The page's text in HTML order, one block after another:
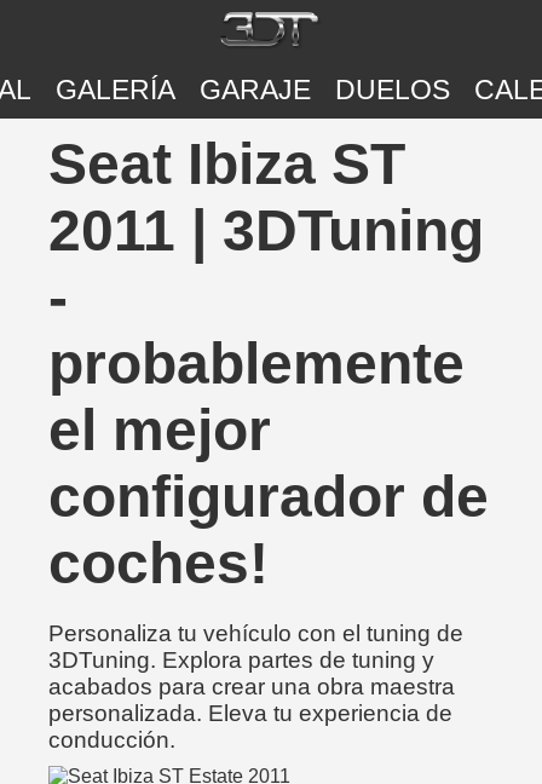
GALERÍA GARAJE DUELOS
Seat Ibiza ST
2011 | 3DTuning
-
probablemente
el mejor
configurador de
coches!
Personaliza tu vehículo con el tuning de
3DTuning. Explora partes de tuning y
acabados para crear una obra maestra
personalizada. Eleva tu experiencia de
conducción.